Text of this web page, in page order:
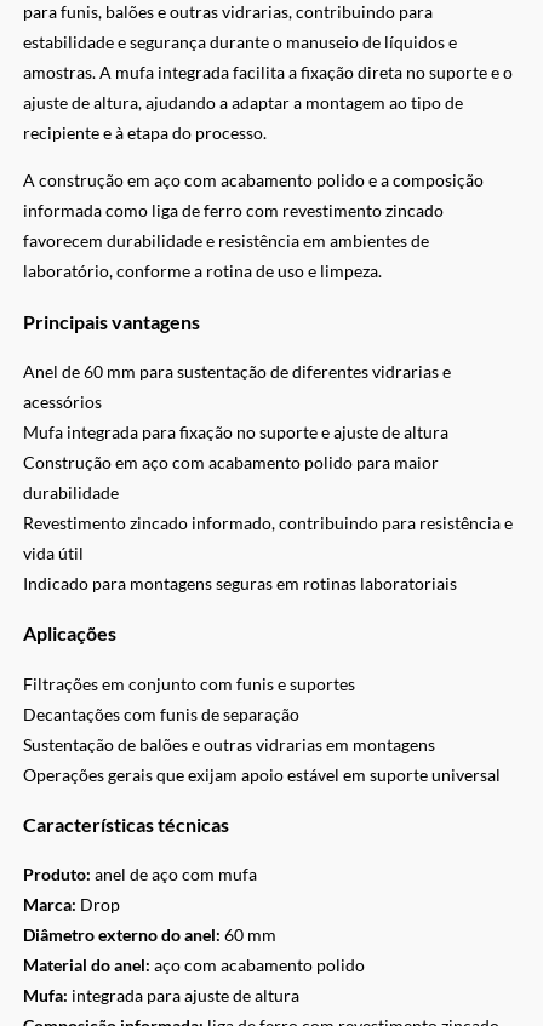
para funis, balões e outras vidrarias, contribuindo para
estabilidade e segurança durante o manuseio de líquidos e
amostras. A mufa integrada facilita a fixação direta no suporte e o
ajuste de altura, ajudando a adaptar a montagem ao tipo de
recipiente e à etapa do processo.
A construção em aço com acabamento polido e a composição
informada como liga de ferro com revestimento zincado
favorecem durabilidade e resistência em ambientes de
laboratório, conforme a rotina de uso e limpeza.
Principais vantagens
Anel de 60 mm para sustentação de diferentes vidrarias e
acessórios
Mufa integrada para fixação no suporte e ajuste de altura
Construção em aço com acabamento polido para maior
durabilidade
Revestimento zincado informado, contribuindo para resistência e
vida útil
Indicado para montagens seguras em rotinas laboratoriais
Aplicações
Filtrações em conjunto com funis e suportes
Decantações com funis de separação
Sustentação de balões e outras vidrarias em montagens
Operações gerais que exijam apoio estável em suporte universal
Características técnicas
Produto: anel de aço com mufa
Marca: Drop
Diâmetro externo do anel: 60 mm
Material do anel: aço com acabamento polido
Mufa: integrada para ajuste de altura